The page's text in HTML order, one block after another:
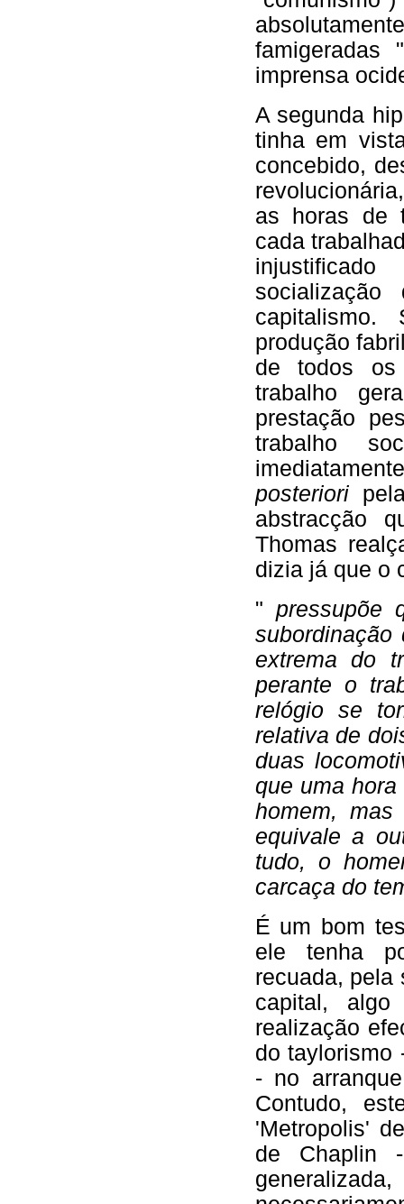
famigeradas
imprensa
A segunda
tinha em
concebido,
as horas de
cada
produção
de todos os
trabalho
prestação
trabalho
posteriori
abstracção
Thomas
dizia já que o
" pressupõe
extrema do
perante o
relógio se
relativa de
duas
que uma
homem,
equivale a
tudo, o
carcaça do
É um bom
ele tenha
recuada, pela
capital,
realização
do taylorismo
- no
Contudo,
'Metropolis'
de Chaplin